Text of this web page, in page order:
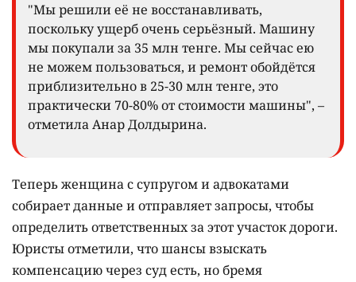
"Мы решили её не восстанавливать,
поскольку ущерб очень серьёзный. Машину
мы покупали за 35 млн тенге. Мы сейчас ею
не можем пользоваться, и ремонт обойдётся
приблизительно в 25-30 млн тенге, это
практически 70-80% от стоимости машины", –
отметила Анар Долдырина.
Теперь женщина с супругом и адвокатами
собирает данные и отправляет запросы, чтобы
определить ответственных за этот участок дороги.
Юристы отметили, что шансы взыскать
компенсацию через суд есть, но бремя